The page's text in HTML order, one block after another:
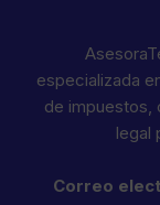
especializada
de impuestos,
legal
Correo